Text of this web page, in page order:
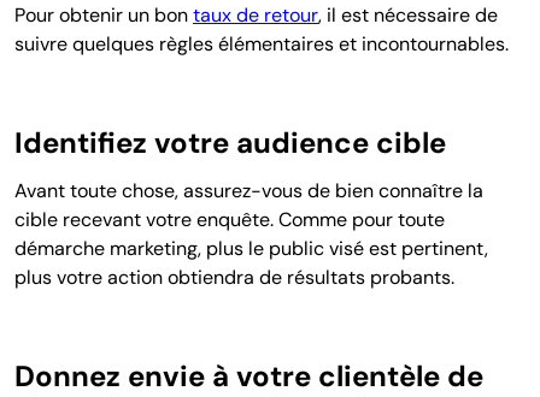
Pour obtenir un bontaux de retour, il est nécessaire de
suivre quelques règles élémentaires et incontournables.
Identifiez votre audience cible
Avant toute chose, assurez-vous de bien connaître la
cible recevant votre enquête. Comme pour toute
démarche marketing, plus le public visé est pertinent,
plus votre action obtiendra de résultats probants.
Donnez envie à votre clientèle de